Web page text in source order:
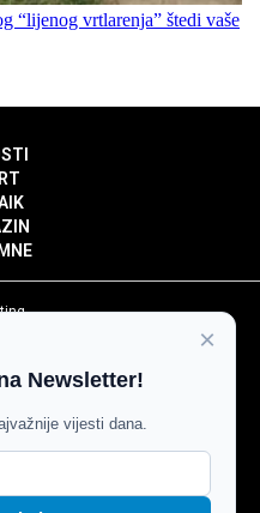
“lijenog vrtlarenja” štedi vaše
×
Newsletter!
vijesti dana.